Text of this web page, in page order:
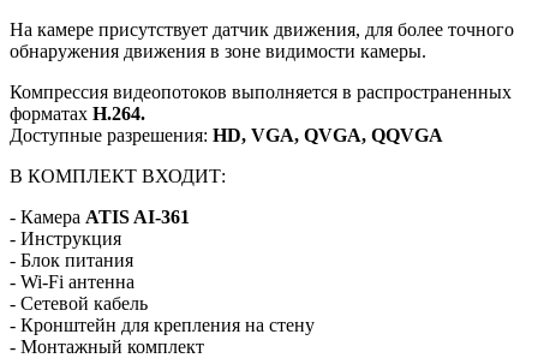
На камере присутствует датчик движения, для более точного
обнаружения движения в зоне видимости камеры.
Компрессия видеопотоков выполняется в распространенных
форматах H.264.
Доступные разрешения: HD, VGA, QVGA, QQVGA
В КОМПЛЕКТ ВХОДИТ:
- Камера ATIS AI-361
- Инструкция
- Блок питания
- Wi-Fi антенна
- Сетевой кабель
- Кронштейн для крепления на стену
- Монтажный комплект